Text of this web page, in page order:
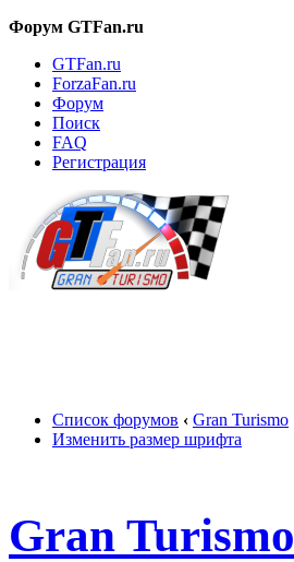
Форум GTFan.ru
GTFan.ru
ForzaFan.ru
Форум
Поиск
FAQ
Регистрация
Список форумов ‹ Gran Turismo
Изменить размер шрифта
Gran Turismo